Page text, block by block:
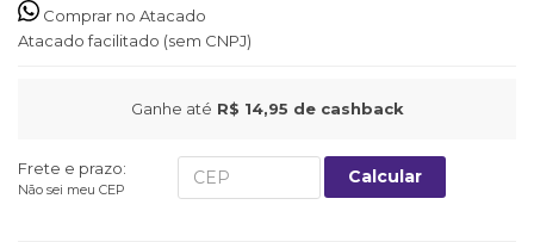
Comprar no Atacado
Atacado facilitado (sem CNPJ)
Ganhe até R$ 14,95 de cashback
Frete e prazo:
Não sei meu CEP
Calcular